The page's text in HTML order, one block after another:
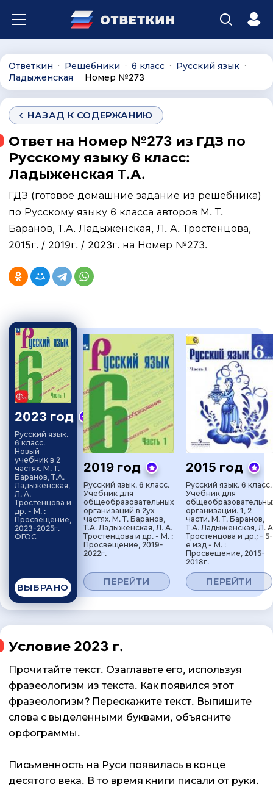
Ответкин ∙ Решебники ∙ 6 класс ∙ Русский язык ∙
Ладыженская ∙ Номер №273
НАЗАД К СОДЕРЖАНИЮ
Ответ на Номер №273 из ГДЗ по
Русскому языку 6 класс:
Ладыженская Т.А.
ГДЗ (готовое домашние задание из решебника)
по Русскому языку 6 класса авторов М. Т.
Баранов, Т.А. Ладыженская, Л. А. Тростенцова,
2015г. / 2019г. / 2023г. на Номер №273.
2023 год
Русский язык.
6 класс.
Новый
учебник в 2
частях. М. Т.
Баранов, Т.А.
Ладыженская,
Л. А.
Тростенцова и
др. - М. :
Просвещение,
2023-2025г.
ФГОС
ВЫБРАНО
2019 год
Русский язык. 6 класс.
Учебник для
общеобразовательных
организаций в 2ух
частях. М. Т. Баранов,
Т.А. Ладыженская, Л. А.
Тростенцова и др. - М. :
Просвещение, 2019-
2022г.
ПЕРЕЙТИ
2015 год
Русский язык. 6 класс.
Учебник для
организаций. 1, 2
части. М. Т. Баранов,
Т.А. Ладыженская, Л.
Тростенцова и др.; - 5-
е изд - М. :
Просвещение, 2015-
2018г.
ПЕРЕЙТИ
Условие 2023 г.
Прочитайте текст. Озаглавьте его, используя
фразеологизм из текста. Как появился этот
фразеологизм? Перескажите текст. Выпишите
слова с выделенными буквами, объясните
орфограммы.
Письменность на Руси появилась в конце
десятого века. В то время книги писали от руки.